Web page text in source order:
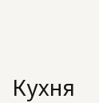
Кухня